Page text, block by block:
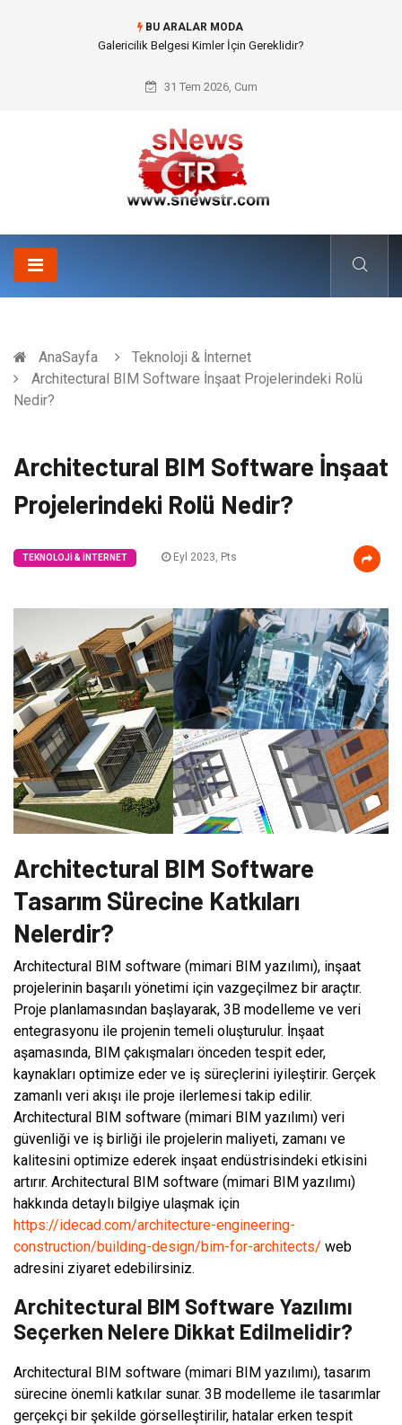
BU ARALAR MODA
Doküman Yönetimi ile Kurumsal Hafızanın Dijitalleşmesi
31 Tem 2026, Cum
AnaSayfa
Teknoloji & İnternet
Architectural BIM Software İnşaat Projelerindeki Rolü
Nedir?
Architectural BIM Software İnşaat
Projelerindeki Rolü Nedir?
TEKNOLOJI & İNTERNET Eyl 2023, Pts
Architectural BIM Software
Tasarım Sürecine Katkıları
Nelerdir?
Architectural BIM software (mimari BIM yazılımı), inşaat
projelerinin başarılı yönetimi için vazgeçilmez bir araçtır.
Proje planlamasından başlayarak, 3B modelleme ve veri
entegrasyonu ile projenin temeli oluşturulur. İnşaat
aşamasında, BIM çakışmaları önceden tespit eder,
kaynakları optimize eder ve iş süreçlerini iyileştirir. Gerçek
zamanlı veri akışı ile proje ilerlemesi takip edilir.
Architectural BIM software (mimari BIM yazılımı) veri
güvenliği ve iş birliği ile projelerin maliyeti, zamanı ve
kalitesini optimize ederek inşaat endüstrisindeki etkisini
artırır. Architectural BIM software (mimari BIM yazılımı)
hakkında detaylı bilgiye ulaşmak için
https://idecad.com/architecture-engineering-
construction/building-design/bim-for-architects/ web
adresini ziyaret edebilirsiniz.
Architectural BIM Software Yazılımı
Seçerken Nelere Dikkat Edilmelidir?
Architectural BIM software (mimari BIM yazılımı), tasarım
sürecine önemli katkılar sunar. 3B modelleme ile tasarımlar
gerçekçi bir şekilde görselleştirilir, hatalar erken tespit